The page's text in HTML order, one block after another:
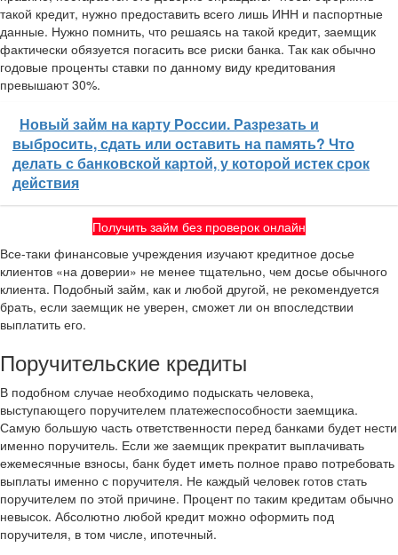
такой кредит, нужно предоставить всего лишь ИНН и паспортные
данные. Нужно помнить, что решаясь на такой кредит, заемщик
фактически обязуется погасить все риски банка. Так как обычно
годовые проценты ставки по данному виду кредитования
превышают 30%.
Новый займ на карту России. Разрезать и
выбросить, сдать или оставить на память? Что
делать с банковской картой, у которой истек срок
действия
Получить займ без проверок онлайн
Все-таки финансовые учреждения изучают кредитное досье
клиентов «на доверии» не менее тщательно, чем досье обычного
клиента. Подобный займ, как и любой другой, не рекомендуется
брать, если заемщик не уверен, сможет ли он впоследствии
выплатить его.
Поручительские кредиты
В подобном случае необходимо подыскать человека,
выступающего поручителем платежеспособности заемщика.
Самую большую часть ответственности перед банками будет нести
именно поручитель. Если же заемщик прекратит выплачивать
ежемесячные взносы, банк будет иметь полное право потребовать
выплаты именно с поручителя. Не каждый человек готов стать
поручителем по этой причине. Процент по таким кредитам обычно
невысок. Абсолютно любой кредит можно оформить под
поручителя, в том числе, ипотечный.